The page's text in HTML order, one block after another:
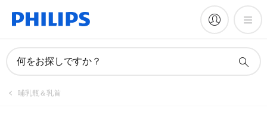
何をお探しですか？
哺乳瓶＆乳首